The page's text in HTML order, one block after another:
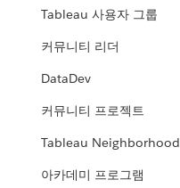
Tableau 사용자 그룹
커뮤니티 리더
DataDev
커뮤니티 프로젝트
Tableau Neighborhood
아카데미 프로그램